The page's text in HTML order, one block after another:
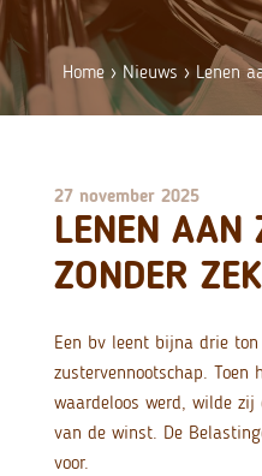
Home › Nieuws › Lenen
27 november 2025
LENEN AAN
ZONDER
Een bv leent bijna drie
zustervennootschap.
waardeloos werd, wilde
van de winst. De
voor.